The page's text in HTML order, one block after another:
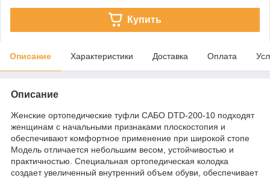
Купить
Описание Характеристики Доставка Оплата
Описание
Женские ортопедические туфли САБО DTD-200-10 подходят
женщинам с начальными признаками плоскостопия и
обеспечивают комфортное применение при широкой стопе
Модель отличается небольшим весом, устойчивостью и
практичностью. Специальная ортопедическая колодка
создает увеличенный внутренний объем обуви, обеспечивает